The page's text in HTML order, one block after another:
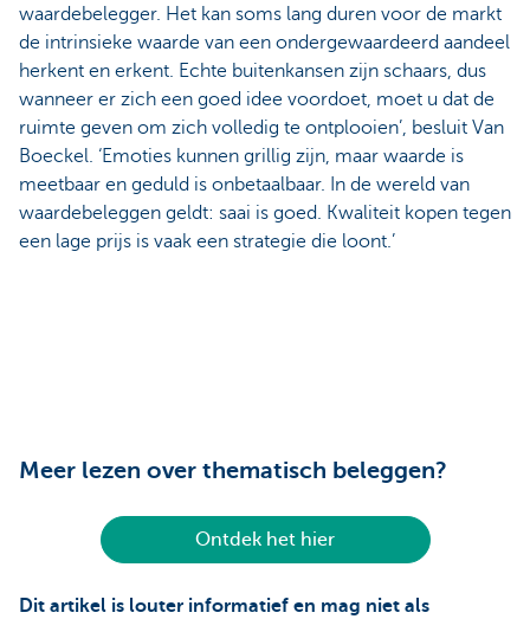
waardebelegger. Het kan soms lang duren voor de markt
de intrinsieke waarde van een ondergewaardeerd aandeel
herkent en erkent. Echte buitenkansen zijn schaars, dus
wanneer er zich een goed idee voordoet, moet u dat de
ruimte geven om zich volledig te ontplooien’, besluit Van
Boeckel. ‘Emoties kunnen grillig zijn, maar waarde is
meetbaar en geduld is onbetaalbaar. In de wereld van
waardebeleggen geldt: saai is goed. Kwaliteit kopen tegen
een lage prijs is vaak een strategie die loont.’
Meer lezen over thematisch beleggen?
Ontdek het hier
Dit artikel is louter informatief en mag niet als